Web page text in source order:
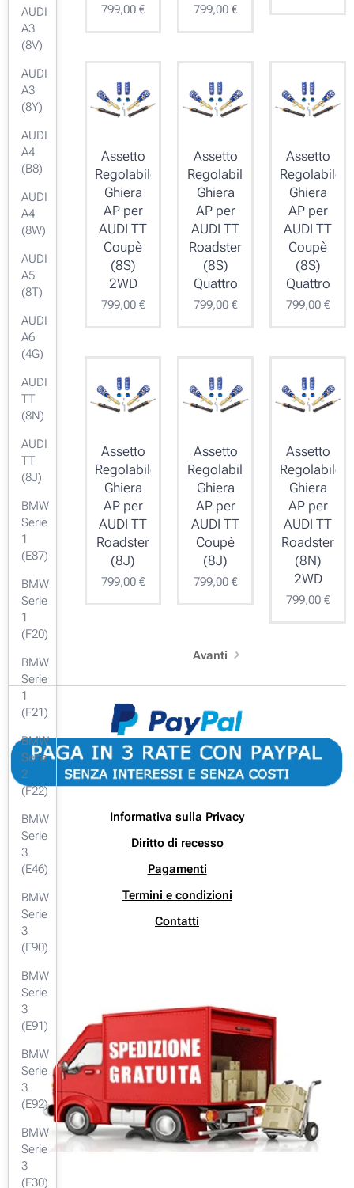
AUDI
A3
(8V)
AUDI
A3
(8Y)
AUDI
A4
(B8)
AUDI
A4
(8W)
AUDI
A5
(8T)
AUDI
A6
(4G)
AUDI
TT
(8N)
AUDI
TT
(8J)
BMW
Serie
1
(E87)
BMW
Serie
1
(F20)
BMW
Serie
1
(F21)
BMW
Serie
2
(F22)
BMW
Serie
3
(E46)
BMW
Serie
3
(E90)
BMW
Serie
3
(E91)
BMW
Serie
3
(E92)
BMW
Serie
3
(F30)
799,00€ 799,00€
Assetto
Regolabile
Ghiera
AP per
AUDI TT
Coupè
(8S)
2WD
799,00€
Assetto
Regolabile
Ghiera
AP per
AUDI TT
Roadster
(8S)
Quattro
799,00€
Assetto
Regolabile
Ghiera
AP per
AUDI TT
Coupè
(8S)
Quattro
799,00€
Assetto
Regolabile
Ghiera
AP per
AUDI TT
Roadster
(8J)
799,00€
Assetto
Regolabile
Ghiera
AP per
AUDI TT
Coupè
(8J)
799,00€
Assetto
Regolabile
Ghiera
AP per
AUDI TT
Roadster
(8N)
2WD
799,00€
Avanti
Informativa sulla Privacy
Diritto di recesso
Pagamenti
Termini e condizioni
Contatti